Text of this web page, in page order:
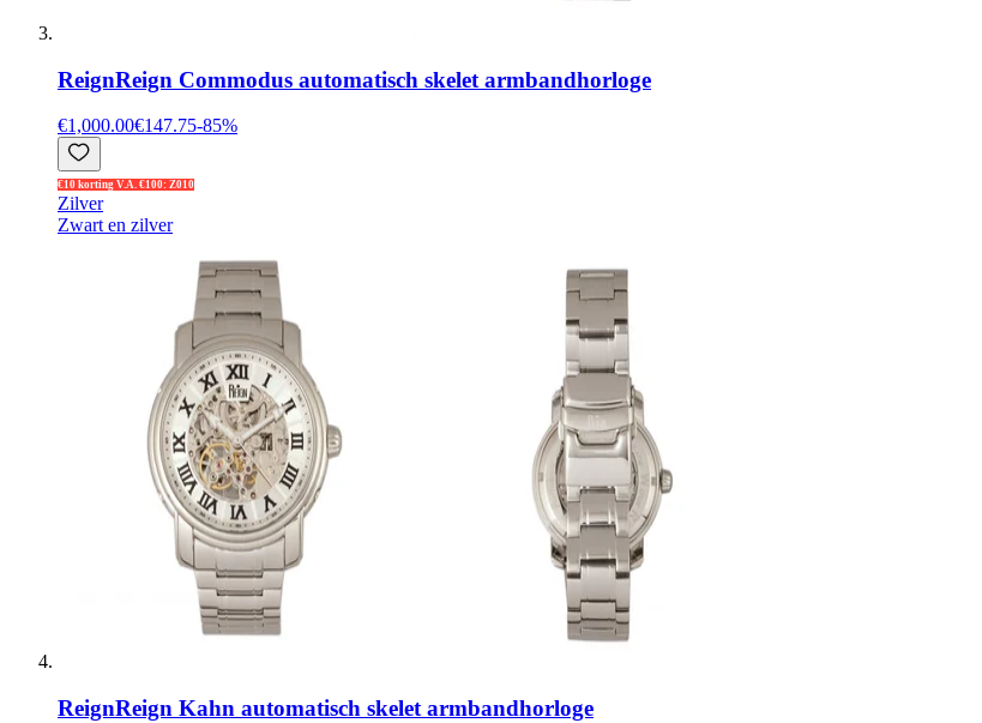
ReignReign Commodus automatisch skelet armbandhorloge
€1,000.00€147.75-85%
€10 korting V.A. €100: Z010
Zilver
Zwart en zilver
ReignReign Kahn automatisch skelet armbandhorloge